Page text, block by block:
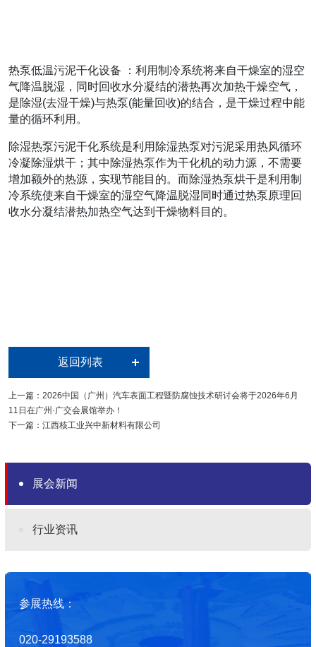
热泵低温污泥干化设备 ：利用制冷系统将来自干燥室的湿空
气降温脱湿，同时回收水分凝结的潜热再次加热干燥空气，
是除湿(去湿干燥)与热泵(能量回收)的结合，是干燥过程中能
量的循环利用。
除湿热泵污泥干化系统是利用除湿热泵对污泥采用热风循环
冷凝除湿烘干；其中除湿热泵作为干化机的动力源，不需要
增加额外的热源，实现节能目的。而除湿热泵烘干是利用制
冷系统使来自干燥室的湿空气降温脱湿同时通过热泵原理回
收水分凝结潜热加热空气达到干燥物料目的。
返回列表
上一篇：2026中国（广州）汽车表面工程暨防腐蚀技术研讨会将于2026年6月
11日在广州·广交会展馆举办！
下一篇：江西核工业兴中新材料有限公司
展会新闻
行业资讯
参展热线：
020-29193588